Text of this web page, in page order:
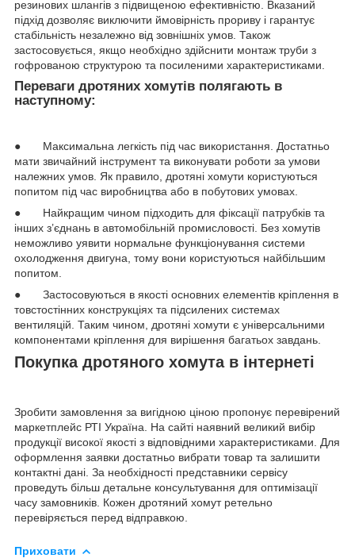
резинових шлангів з підвищеною ефективністю. Вказаний
підхід дозволяє виключити ймовірність прориву і гарантує
стабільність незалежно від зовнішніх умов. Також
застосовується, якщо необхідно здійснити монтаж труби з
гофрованою структурою та посиленими характеристиками.
Переваги дротяних хомутів полягають в
наступному:
● Максимальна легкість під час використання. Достатньо
мати звичайний інструмент та виконувати роботи за умови
належних умов. Як правило, дротяні хомути користуються
попитом під час виробництва або в побутових умовах.
● Найкращим чином підходить для фіксації патрубків та
інших з’єднань в автомобільній промисловості. Без хомутів
неможливо уявити нормальне функціонування системи
охолодження двигуна, тому вони користуються найбільшим
попитом.
● Застосовуються в якості основних елементів кріплення в
товстостінних конструкціях та підсилених системах
вентиляцій. Таким чином, дротяні хомути є універсальними
компонентами кріплення для вирішення багатьох завдань.
Покупка дротяного хомута в інтернеті
Зробити замовлення за вигідною ціною пропонує перевірений
маркетплейс РТІ Україна. На сайті наявний великий вибір
продукції високої якості з відповідними характеристиками. Для
оформлення заявки достатньо вибрати товар та залишити
контактні дані. За необхідності представники сервісу
проведуть більш детальне консультування для оптимізації
часу замовників. Кожен дротяний хомут ретельно
перевіряється перед відправкою.
Приховати